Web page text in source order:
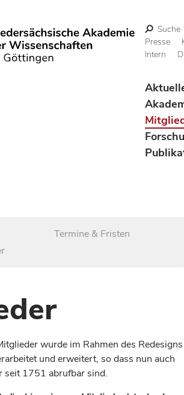
Suche
Presse
Intern
Termine & Fristen
wurde im Rahmen des Redesigns
und erweitert, so dass nun auch
seit 1751 abrufbar sind.